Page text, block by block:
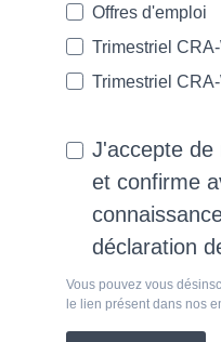
Offres d'emploi
Trimestriel
Trimestriel
J'accepte de
et confirme
déclaration
Vous pouvez vous
le lien présent dans nos